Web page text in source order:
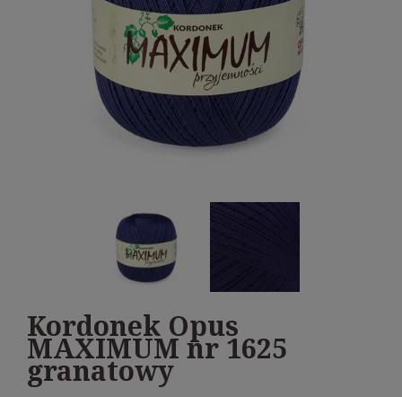
Kordonek Opus
MAXIMUM nr 1625
granatowy